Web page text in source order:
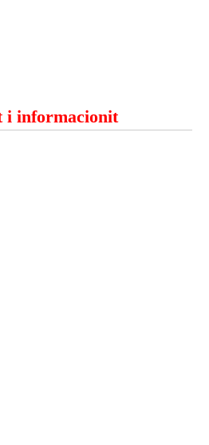
i informacionit